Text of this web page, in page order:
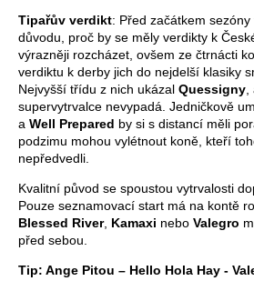
Tipařův verdikt: Před začátkem
důvodu, proč by se měly verdikty k
výrazněji rozcházet, ovšem ze čtrnácti
verdiktu k derby jich do nejdelší klasiky
Nejvyšší třídu z nich ukázal Quessigny
supervytrvalce nevypadá. Jedničkově
a Well Prepared by si s distancí měli
podzimu mohou vylétnout koně, kteří
nepředvedli.
Kvalitní původ se spoustou vytrvalosti
Pouze seznamovací start má na kontě
Blessed River, Kamaxi nebo Valegro
před sebou.
Tip: Ange Pitou – Hello Hola Hay -